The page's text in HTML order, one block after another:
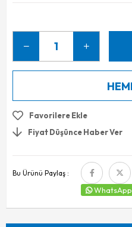
Favorilere Ekle
Fiyat Düşünce Haber Ver
Bu Ürünü Paylaş :
WhatsApp